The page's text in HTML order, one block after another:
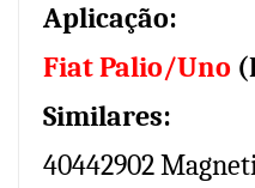
Aplicação:
Fiat Palio/Uno
Similares:
40442902